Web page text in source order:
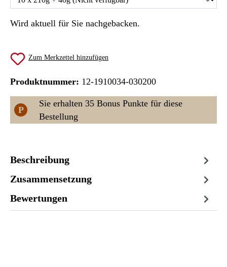
Wird aktuell für Sie nachgebacken.
Zum Merkzettel hinzufügen
Produktnummer: 12-1910034-030200
P
Sie erhalten 35 Bonus Punkte für diese
Bestellung
Beschreibung
Zusammensetzung
Bewertungen